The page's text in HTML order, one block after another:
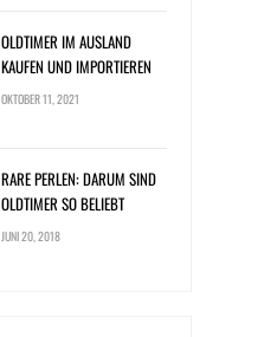
OLDTIMER IM AUSLAND
KAUFEN UND IMPORTIEREN
OKTOBER 11, 2021
RARE PERLEN: DARUM SIND
OLDTIMER SO BELIEBT
JUNI 20, 2018